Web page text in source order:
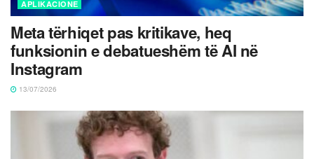
APLIKACIONE
Meta tërhiqet pas kritikave, heq
funksionin e debatueshëm të AI në
Instagram
13/07/2026